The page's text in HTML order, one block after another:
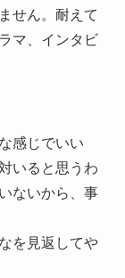
せん。耐えて
マ、インタビ
感じでいい
いると思うわ
ないから、事
を見返してや